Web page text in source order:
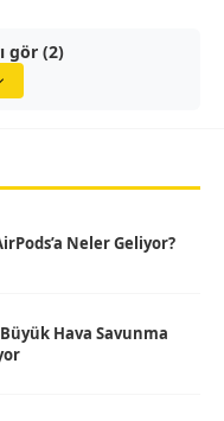
gör (2)
Neler Geliyor?
Büyük Hava Savunma